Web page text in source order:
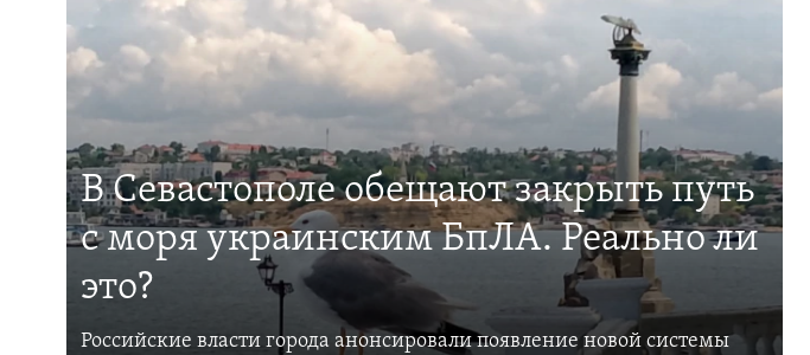
В Севастополе обещают закрыть путь
с моря украинским БпЛА. Реально ли
это?
Российские власти города анонсировали появление новой системы